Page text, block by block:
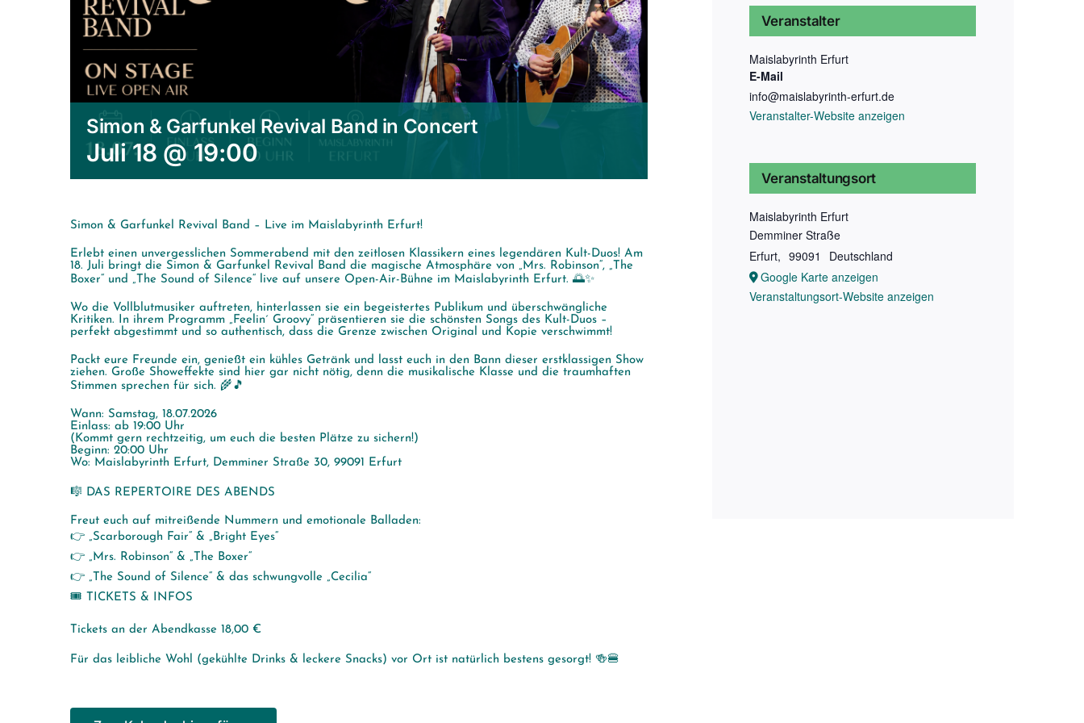
Simon & Garfunkel Revival Band in Concert
Juli 18 @ 19:00
Simon & Garfunkel Revival Band – Live im Maislabyrinth Erfurt!
Erlebt einen unvergesslichen Sommerabend mit den zeitlosen Klassikern eines legendären Kult-Duos! Am
18. Juli bringt die Simon & Garfunkel Revival Band die magische Atmosphäre von „Mrs. Robinson“, „The
Boxer“ und „The Sound of Silence“ live auf unsere Open-Air-Bühne im Maislabyrinth Erfurt. 🌅✨
Wo die Vollblutmusiker auftreten, hinterlassen sie ein begeistertes Publikum und überschwängliche
Kritiken. In ihrem Programm „Feelin´ Groovy“ präsentieren sie die schönsten Songs des Kult-Duos –
perfekt abgestimmt und so authentisch, dass die Grenze zwischen Original und Kopie verschwimmt!
Packt eure Freunde ein, genießt ein kühles Getränk und lasst euch in den Bann dieser erstklassigen Show
ziehen. Große Showeffekte sind hier gar nicht nötig, denn die musikalische Klasse und die traumhaften
Stimmen sprechen für sich. 🌾🎵
Wann: Samstag, 18.07.2026
Einlass: ab 19:00 Uhr
(Kommt gern rechtzeitig, um euch die besten Plätze zu sichern!)
Beginn: 20:00 Uhr
Wo: Maislabyrinth Erfurt, Demminer Straße 30, 99091 Erfurt
🎼 DAS REPERTOIRE DES ABENDS
Freut euch auf mitreißende Nummern und emotionale Balladen:
👉 „Scarborough Fair“ & „Bright Eyes“
👉 „Mrs. Robinson“ & „The Boxer“
👉 „The Sound of Silence“ & das schwungvolle „Cecilia“
🎟️ TICKETS & INFOS
Tickets an der Abendkasse 18,00 €
Für das leibliche Wohl (gekühlte Drinks & leckere Snacks) vor Ort ist natürlich bestens gesorgt! 🍻🍔
Veranstalter
Maislabyrinth Erfurt
E-Mail
info@maislabyrinth-erfurt.de
Veranstalter-Website anzeigen
Veranstaltungsort
Maislabyrinth Erfurt
Demminer Straße
Erfurt, 99091
Deutschland
Google Karte anzeigen
Veranstaltungsort-Website anzeigen